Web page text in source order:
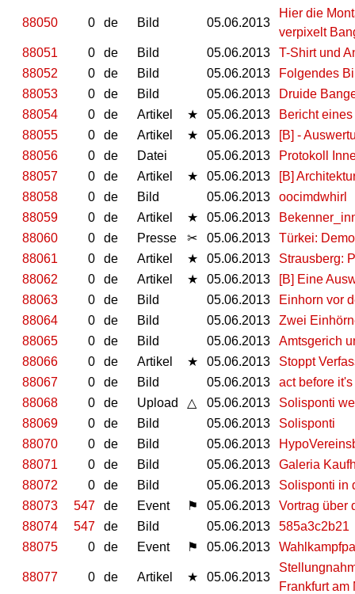
88050 0 de Bild 05.06.2013
Hier die
verpixelt
88051
0 de Bild 05.06.2013
T-Shirt und
88052
0 de Bild 05.06.2013
Folgendes
88053
0 de Bild 05.06.2013
Druide
88054
0 de Artikel ★ 05.06.2013
Bericht
88055
0 de Artikel ★ 05.06.2013
[B] -
88056
0 de Datei 05.06.2013
Protokoll
88057
0 de Artikel ★ 05.06.2013
[B]
88058
0 de Bild 05.06.2013
oocimdwhirl
88059
0 de Artikel ★ 05.06.2013
88060
0 de Presse ✂ 05.06.2013
Türkei:
88061
0 de Artikel ★ 05.06.2013
Strausberg:
88062
0 de Artikel ★ 05.06.2013
[B] Eine
88063
0 de Bild 05.06.2013
Einhorn vor
88064
0 de Bild 05.06.2013
Zwei
88065
0 de Bild 05.06.2013
Amtsgerich
88066
0 de Artikel ★ 05.06.2013
Stoppt
88067
0 de Bild 05.06.2013
act before
88068
0 de Upload △ 05.06.2013
Solisponti
88069
0 de Bild 05.06.2013
Solisponti
88070
0 de Bild 05.06.2013
88071
0 de Bild 05.06.2013
Galeria
88072
0 de Bild 05.06.2013
Solisponti in
88073
547 de Event ⚑ 05.06.2013
Vortrag über
88074
547 de Bild 05.06.2013
585a3c2b21
88075
0 de Event ⚑ 05.06.2013
88077 0 de Artikel ★ 05.06.2013
Frankfurt am